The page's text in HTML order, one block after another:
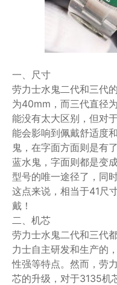
一、尺寸
劳力士水鬼二代和三代
为40mm，而三代直径
能没有太大区别，但对
能会影响到佩戴舒适度
鬼，在字面方面则是有
蓝水鬼，字面则都是变
型号的唯一途径了，同
这点来说，相当于41尺
戴！
二、机芯
劳力士水鬼二代和三代
力士自主研发和生产的
性强等特点。然而，劳
芯的升级，对于3135机